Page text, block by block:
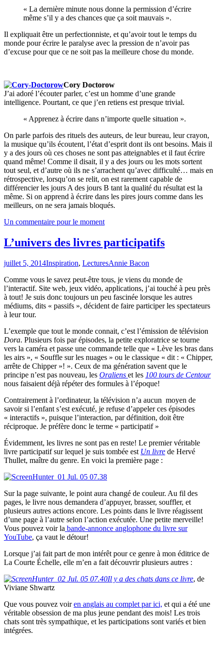
« La dernière minute nous donne la permission d’écrire
même s’il y a des chances que ça soit mauvais ».
Il expliquait être un perfectionniste, et qu’avoir tout le temps du
monde pour écrire le paralyse avec la pression de n’avoir pas
d’excuse pour que ce ne soit pas la meilleure chose du monde.
Cory Doctorow
J’ai adoré l’écouter parler, c’est un homme d’une grande
intelligence. Pourtant, ce que j’en retiens est presque trivial.
« Apprenez à écrire dans n’importe quelle situation ».
On parle parfois des rituels des auteurs, de leur bureau, leur crayon,
la musique qu’ils écoutent, l’état d’esprit dont ils ont besoins. Mais il
y a des jours où ces choses ne sont pas atteignables et il faut écrire
quand même! Comme il disait, il y a des jours ou les mots sortent
tout seul, et d’autre où ils ne s’arrachent qu’avec difficulté… mais en
rétrospective, lorsqu’on se relit, on est rarement capable de
différencier les jours A des jours B tant la qualité du résultat est la
même. Si on apprend à écrire dans les pires jours comme dans les
meilleurs, on ne sera jamais bloqués.
Un commentaire pour le moment
L’univers des livres participatifs
juillet 5, 2014Inspiration, LecturesAnnie Bacon
Comme vous le savez peut-être tous, je viens du monde de
l’interactif. Site web, jeux vidéo, applications, j’ai touché à peu près
à tout! Je suis donc toujours un peu fascinée lorsque les autres
médiums, dits « passifs », décident de faire participer les spectateurs
à leur tour.
L’exemple que tout le monde connait, c’est l’émission de télévision
Dora. Plusieurs fois par épisodes, la petite exploratrice se tourne
vers la caméra et passe une commande telle que « Lève les bras dans
les airs », « Souffle sur les nuages » ou le classique « dit : « Chipper,
arrête de Chipper »! ». Ceux de ma génération savent que le
principe n’est pas nouveau, les Oraliens et les 100 tours de Centour
nous faisaient déjà répéter des formules à l’époque!
Contrairement à l’ordinateur, la télévision n’a aucun moyen de
savoir si l’enfant s’est exécuté, je refuse d’appeler ces épisodes
« interactifs », puisque l’interaction, par définition, doit être
réciproque. Je préfère donc le terme « participatif »
Évidemment, les livres ne sont pas en reste! Le premier véritable
livre participatif sur lequel je suis tombée est Un livre de Hervé
Thullet, maître du genre. En voici la première page :
Sur la page suivante, le point aura changé de couleur. Au fil des
pages, le livre nous demandera d’appuyer, brasser, souffler, et
plusieurs autres actions encore. Les points dans le livre réagissent
d’une page à l’autre selon l’action exécutée. Une petite merveille!
Vous pouvez voir la bande-annonce anglophone du livre sur
YouTube, ça vaut le détour!
Lorsque j’ai fait part de mon intérêt pour ce genre à mon éditrice de
La Courte Échelle, elle m’en a fait découvrir plusieurs autres :
Il y a des chats dans ce livre, de
Viviane Shwartz
Que vous pouvez voiren anglais au complet par ici, et qui a été une
véritable obsession de ma plus jeune pendant des mois! Les trois
chats sont très sympathique, et les participations sont variés et bien
intégrées.